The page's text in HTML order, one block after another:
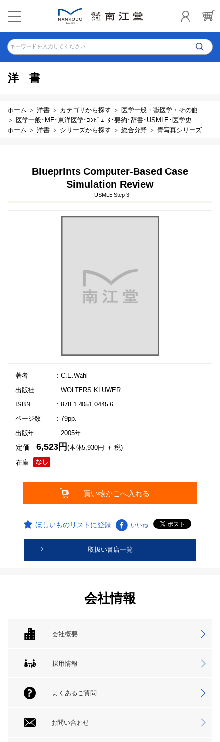
キーワードを入力してください
洋書
ホーム 洋書 カテゴリから探す
医学一般・獣医学・その他
医学一般･ME･東洋医学･ｺﾝﾋﾟｭｰﾀ･要約･辞書･USMLE･医学史
ホーム
洋書 シリーズから探す 総合分野 青写真シリーズ
Blueprints Computer-Based Case
Simulation Review
- USMLE Step 3
著者
: C.E.Wahl
出版社
: WOLTERS KLUWER
ISBN
: 978-1-4051-0445-6
ページ数
: 79pp.
出版年
: 2005年
在庫
定価6,523円(本体5,930円 ＋ 税)
ほしいものリストに登録 いいね
取扱い書店一覧
会社情報
会社概要
採用情報
よくあるご質問
お問い合わせ